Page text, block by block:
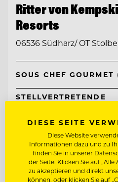
Ritter von
Resorts
06536 Südharz/ OT
SOUS CHEF
STELLVERTRETENDE
Entdecke alle Jobs
DIESE SEITE
Diese Website
Informationen dazu und zu
finden Sie in unserer
der Seite. Klicken Sie auf
zu akzeptieren und direkt
können, oder klicken Sie auf